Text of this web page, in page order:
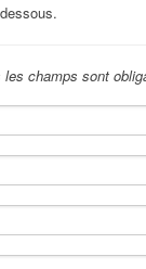
les champs sont